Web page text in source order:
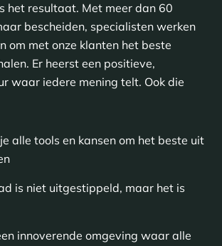
het resultaat. Met meer dan 60
bescheiden, specialisten werken
om met onze klanten het beste
Er heerst een positieve,
waar iedere mening telt. Ook die
alle tools en kansen om het beste uit
is niet uitgestippeld, maar het is
innoverende omgeving waar alle